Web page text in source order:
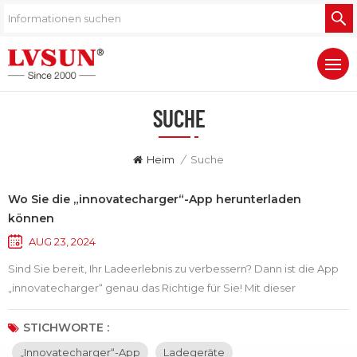
SUCHE
Heim / Suche
Wo Sie die „innovatecharger“-App herunterladen
können
AUG 23, 2024
Sind Sie bereit, Ihr Ladeerlebnis zu verbessern? Dann ist die App
„innovatecharger“ genau das Richtige für Sie! Mit dieser
innovativen Anwendung können Sie Ihre Daten ganz einfach
verwalten und steuern Ladegeräte, was ein effizientes
Energiemanagement und optimale Leistung gewährleistet.Wo
STICHWORTE :
„innovatecharger“-App
Ladegeräte